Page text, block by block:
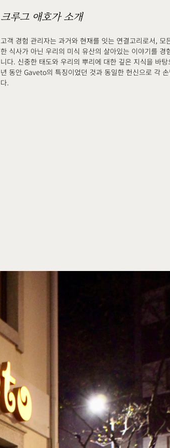
크루그 애호가 소개
고객 경험 관리자는 과거와 현재를 잇는 연결고리로서,
한 식사가 아닌 우리의 미식 유산의 살아있는 이야기를
니다. 신중한 태도와 우리의 뿌리에 대한 깊은 지식을 바
년 동안 Gaveto의 특징이었던 것과 동일한 헌신으로 각
다.